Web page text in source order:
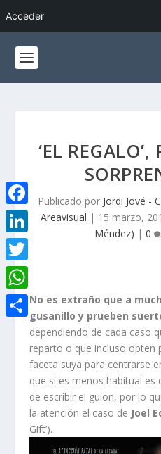
Acceder
‘EL
Publicado por Jordi Jové -
Areavisual | 15 marzo,
Méndez) | 0
No es extraño que a
gusanillo y prueben
dependiendo de cada caso
reparto o que incluso opten
faceta suya para centrarse
que sí es menos habitual es
de escribir el guion, por lo
la atención el caso de Joel
Gift’).
F
a
c
e
b
L
i
n
k
T
w
i
W